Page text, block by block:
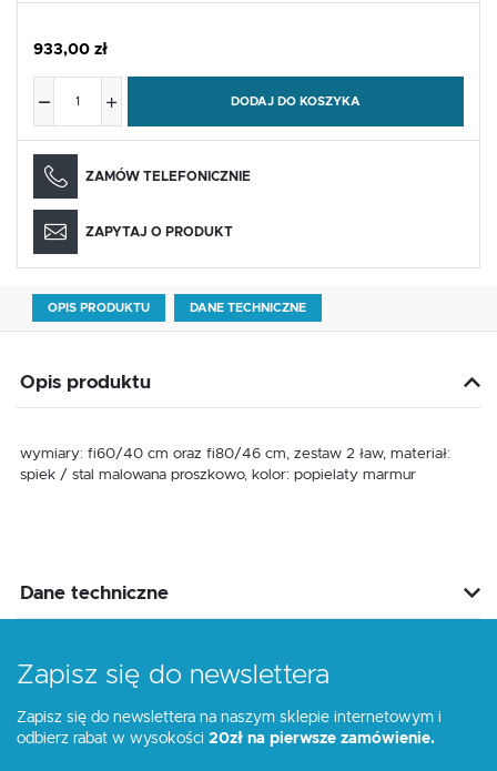
933,00 zł
DODAJ DO KOSZYKA
ZAMÓW TELEFONICZNIE
ZAPYTAJ O PRODUKT
OPIS PRODUKTU DANE TECHNICZNE
Opis produktu
wymiary: fi60/40 cm oraz fi80/46 cm, zestaw 2 ław, materiał:
spiek / stal malowana proszkowo, kolor: popielaty marmur
Dane techniczne
Zapisz się do newslettera
Zapisz się do newslettera na naszym sklepie internetowym i
odbierz rabat w wysokości 20zł na pierwsze zamówienie.